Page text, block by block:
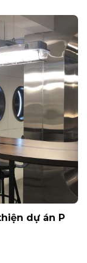
dự án P